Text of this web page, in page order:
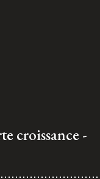
croissance -